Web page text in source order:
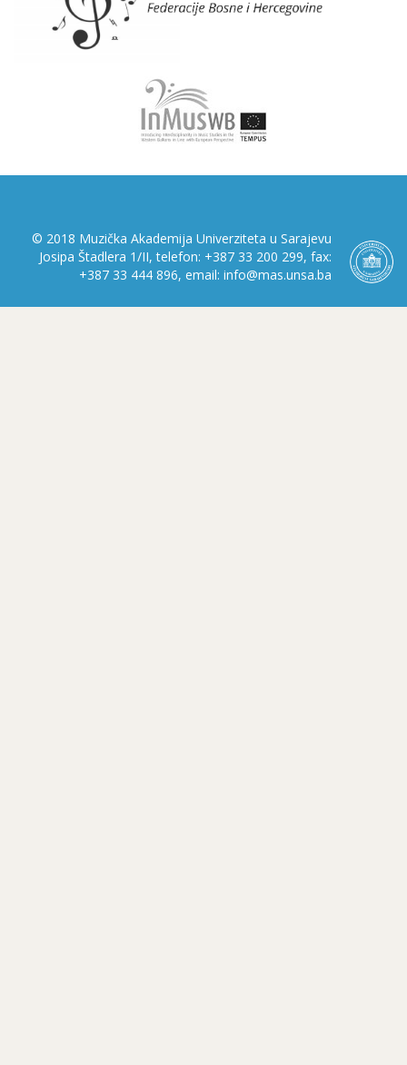
© 2018 Muzička Akademija Univerziteta u Sarajevu
Josipa Štadlera 1/II, telefon: +387 33 200 299, fax:
+387 33 444 896, email: info@mas.unsa.ba